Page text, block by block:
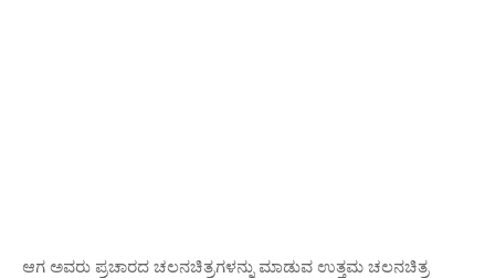
ಆಗ ಅವರು ಪ್ರಚಾರದ ಚಲನಚಿತ್ರಗಳನ್ನು ಮಾಡುವ ಉತ್ತಮ ಚಲನಚಿತ್ರ